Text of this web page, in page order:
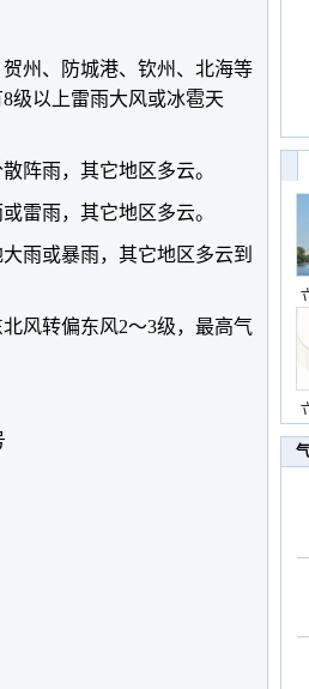
州、防城港、钦州、北海等
级以上雷雨大风或冰雹天
阵雨，其它地区多云。
雷雨，其它地区多云。
雨或暴雨，其它地区多云到
风转偏东风2～3级，最高气